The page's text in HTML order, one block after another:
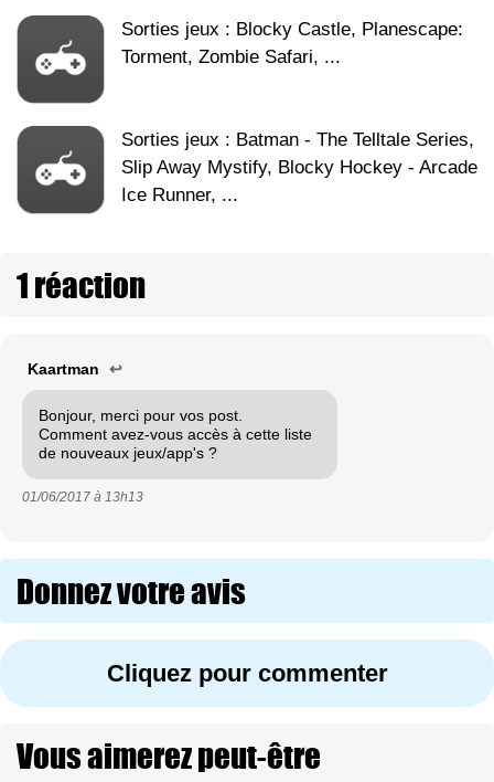
Sorties jeux : Blocky Castle, Planescape:
Torment, Zombie Safari, ...
Sorties jeux : Batman - The Telltale Series,
Slip Away Mystify, Blocky Hockey - Arcade
Ice Runner, ...
1 réaction
Kaartman ↩
Bonjour, merci pour vos post.
Comment avez-vous accès à cette liste
de nouveaux jeux/app's ?
01/06/2017 à 13h13
Donnez votre avis
Cliquez pour commenter
Vous aimerez peut-être